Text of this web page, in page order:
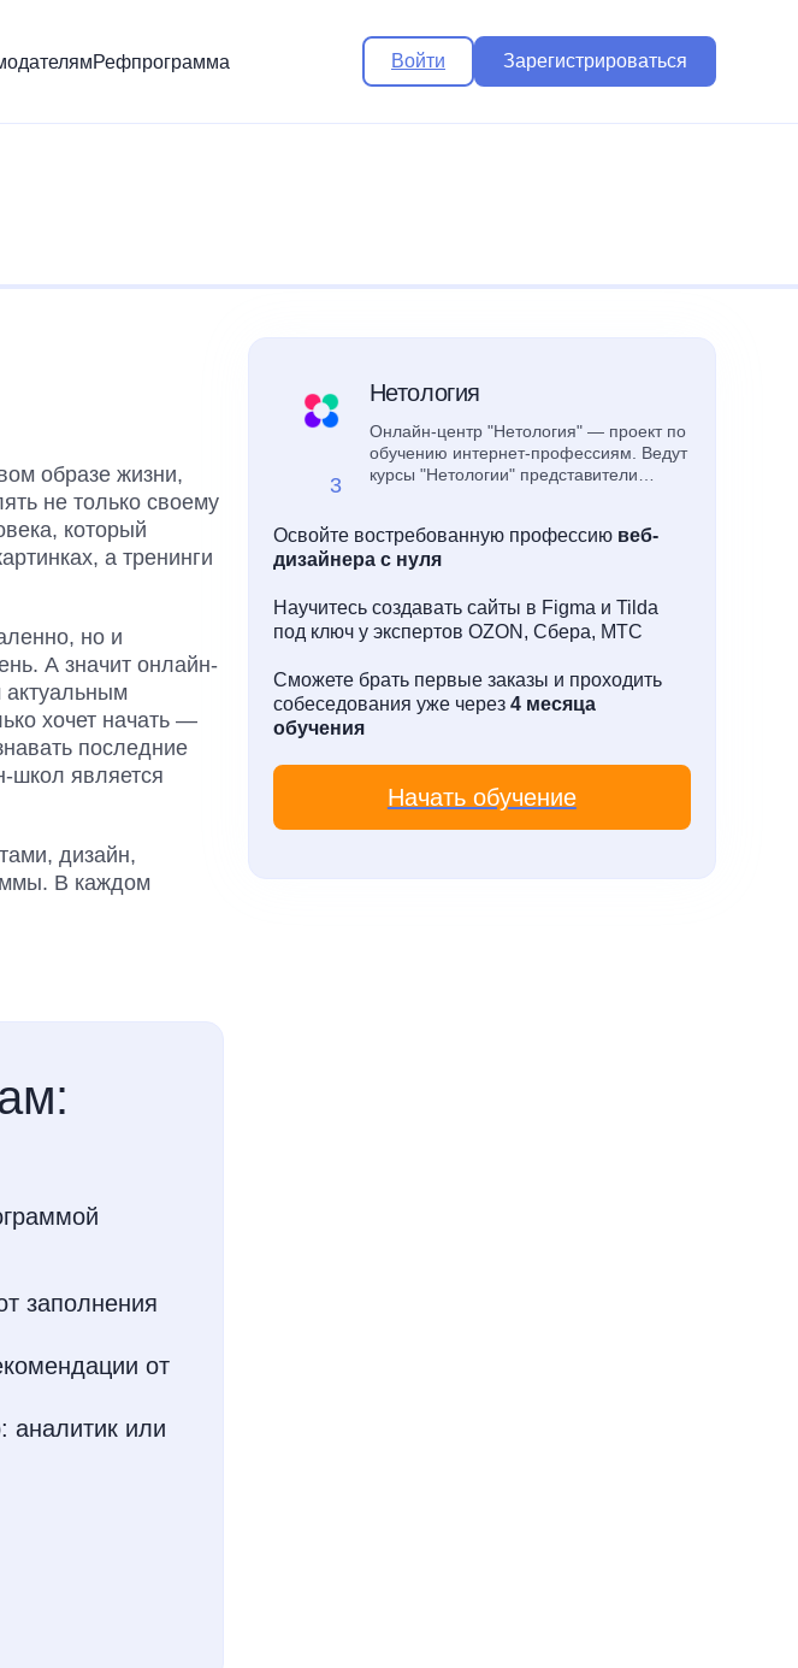
Рефпрограмма Войти Зарегистрироваться
образе жизни,
не только своему
который
а тренинги
но и
А значит онлайн-
актуальным
хочет начать —
последние
школ является
дизайн,
В каждом
заполнения
от
аналитик или
3
Нетология
Онлайн-центр "Нетология" — проект по
обучению интернет-профессиям. Ведут
курсы "Нетологии" представители
знаний происходит на реальных
проектах. Помимо учебы школа
резюме, помогает с подбором
вакансий.
Освойте востребованную профессию веб-
дизайнера с нуля
Научитесь создавать сайты в Figma и Tilda
под ключ у экспертов OZON, Сбера, МТС
Сможете брать первые заказы и проходить
собеседования уже через 4 месяца
обучения
Начать обучение